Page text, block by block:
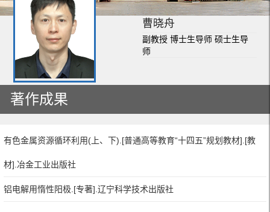
曹晓舟
副教授 博士生导师 硕士生导
师
著作成果
有色金属资源循环利用(上、下).[普通高等教育“十四五”规划教材].[教
材].冶金工业出版社
铝电解用惰性阳极.[专著].辽宁科学技术出版社